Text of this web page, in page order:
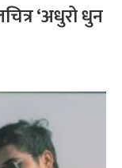
‘अधुरो धुन